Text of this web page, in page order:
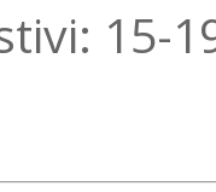
15-